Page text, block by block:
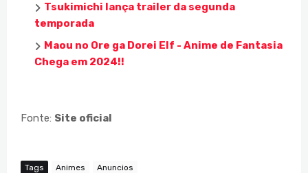
Tsukimichi lança trailer da segunda
temporada
Maou no Ore ga Dorei Elf - Anime de Fantasia
Chega em 2024!!
Fonte: Site oficial
Tags Animes Anuncios